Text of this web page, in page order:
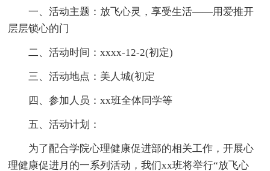
一、活动主题：放飞心灵，享受生活——用爱推开
层层锁心的门
二、活动时间：xxxx-12-2(初定)
三、活动地点：美人城(初定
四、参加人员：xx班全体同学等
五、活动计划：
为了配合学院心理健康促进部的相关工作，开展心
理健康促进月的一系列活动，我们xx班将举行“放飞心